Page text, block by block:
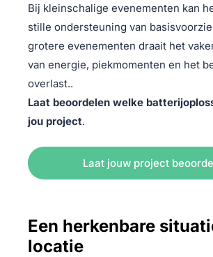
Bij kleinschalige evenementen kan
stille ondersteuning van
grotere evenementen draait het
van energie, piekmomenten en het
overlast..
Laat beoordelen welke
jou project.
Laat jouw project
Een herkenbare
locatie